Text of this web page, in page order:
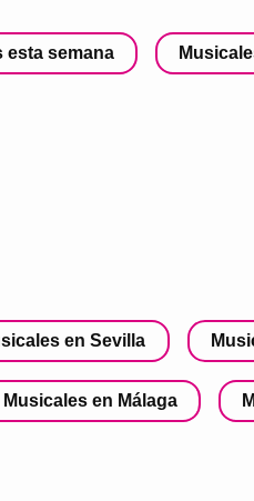
esta semana
en Sevilla
Musicales en Málaga